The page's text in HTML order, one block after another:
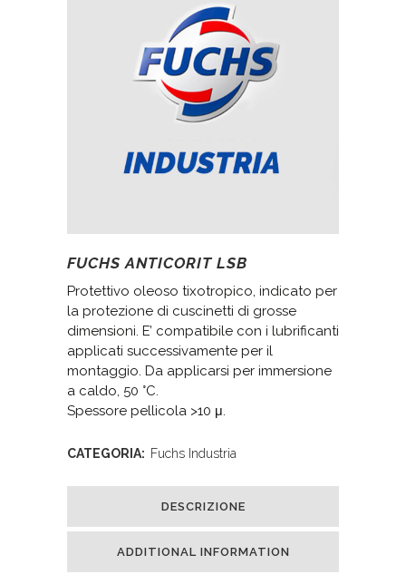
FUCHS ANTICORIT LSB
Protettivo oleoso tixotropico, indicato per
la protezione di cuscinetti di grosse
dimensioni. E’ compatibile con i lubrificanti
applicati successivamente per il
montaggio. Da applicarsi per immersione
a caldo, 50 °C.
Spessore pellicola >10 μ.
CATEGORIA: Fuchs Industria
DESCRIZIONE
ADDITIONAL INFORMATION